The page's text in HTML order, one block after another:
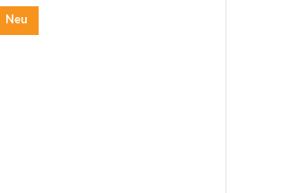
kleinen Menge Wasser. Körnung
#280 und...
Neu